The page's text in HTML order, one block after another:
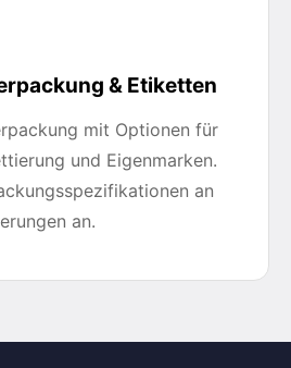
& Etiketten
mit Optionen für
und Eigenmarken.
an
an.